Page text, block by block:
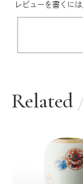
レビューを書くには
Related